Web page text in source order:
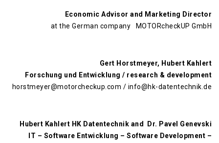
Economic Advisor and Marketing Director
at the German company MOTORcheckUP GmbH
Gert Horstmeyer, Hubert Kahlert
Forschung und Entwicklung / research & development
horstmeyer@motorcheckup.com / info@hk-datentechnik.de
Hubert Kahlert HK Datentechnik and Dr. Pavel Genevski
IT – Software Entwicklung – Software Development –